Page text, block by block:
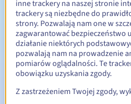
Okres odnowienia
Okres wykupu
inne trackery na naszej stronie
trackery są niezbędne do
strony. Pozwalają nam one w
zagwarantować bezpieczeństwo
działanie niektórych
pozwalają nam na prowadzenie
pomiarów oglądalności. Te
obowiązku uzyskania zgody.
Z zastrzeżeniem Twojej zgody,